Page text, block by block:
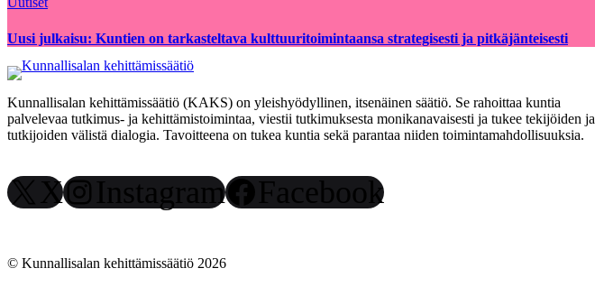
Uusi julkaisu: Kuntien on tarkasteltava kulttuuritoimintaansa strategisesti ja pitkäjänteisesti
Kunnallisalan kehittämissäätiö (KAKS) on yleishyödyllinen, itsenäinen säätiö. Se rahoittaa kuntia
palvelevaa tutkimus- ja kehittämistoimintaa, viestii tutkimuksesta monikanavaisesti ja tukee tekijöiden ja
tutkijoiden välistä dialogia. Tavoitteena on tukea kuntia sekä parantaa niiden toimintamahdollisuuksia.
X Instagram Facebook
© Kunnallisalan kehittämissäätiö 2026